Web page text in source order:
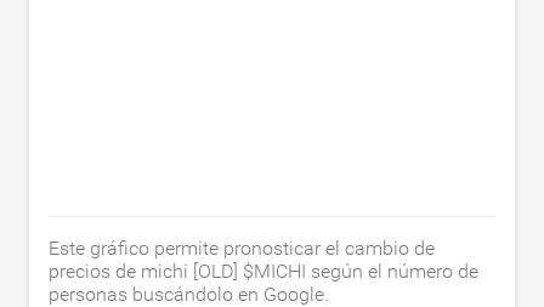
Este gráfico permite pronosticar el cambio de
precios de michi [OLD] $MICHI según el número de
personas buscándolo en Google.